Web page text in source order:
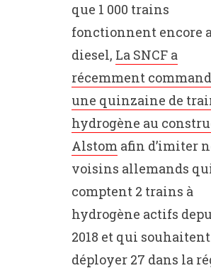
que 1 000 trains
fonctionnent encore
diesel, La SNCF a
récemment
une quinzaine de
hydrogène au
Alstomafin d’imiter
voisins allemands
comptent 2 trains à
hydrogène actifs
2018 et qui
déployer 27 dans la